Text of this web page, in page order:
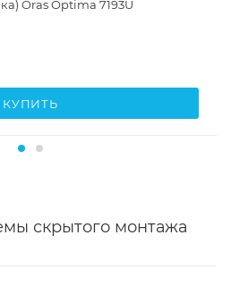
Oras Optima 7193U
КУПИТЬ
скрытого монтажа